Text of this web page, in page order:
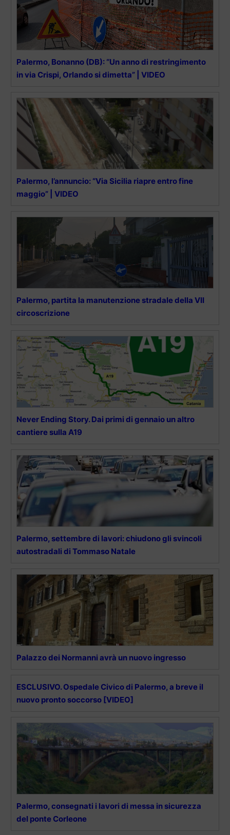
Palermo, Bonanno (DB): “Un anno di restringimento
in via Crispi, Orlando si dimetta” | VIDEO
Palermo, l’annuncio: “Via Sicilia riapre entro fine
maggio” | VIDEO
Palermo, partita la manutenzione stradale della VII
circoscrizione
Never Ending Story. Dai primi di gennaio un altro
cantiere sulla A19
Palermo, settembre di lavori: chiudono gli svincoli
autostradali di Tommaso Natale
Palazzo dei Normanni avrà un nuovo ingresso
ESCLUSIVO. Ospedale Civico di Palermo, a breve il
nuovo pronto soccorso [VIDEO]
Palermo, consegnati i lavori di messa in sicurezza
del ponte Corleone